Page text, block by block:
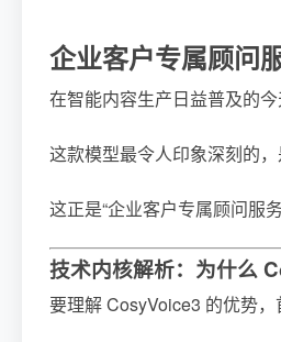
企业客户专属顾问
在智能内容生产日益普及的
这款模型最令人印象深刻的
这正是“企业客户专属顾问服
技术内核解析：为什么
要理解 CosyVoice3 的优势